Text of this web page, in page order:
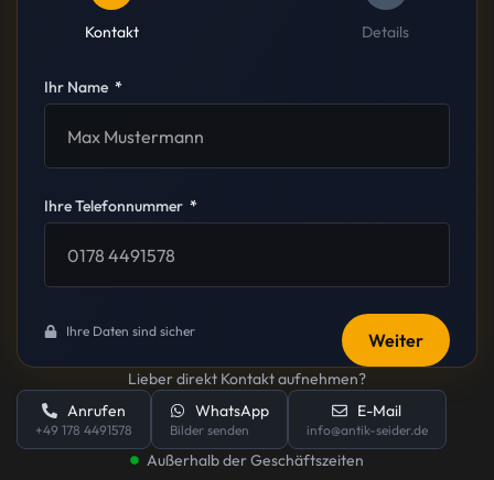
Kontakt Details
Ihr Name
Ihre Telefonnummer
Weiter
Ihre Daten sind sicher
Lieber direkt Kontakt aufnehmen?
Anrufen
+49 178 4491578
WhatsApp
Bilder senden
E-Mail
info@antik-seider.de
Außerhalb der Geschäftszeiten